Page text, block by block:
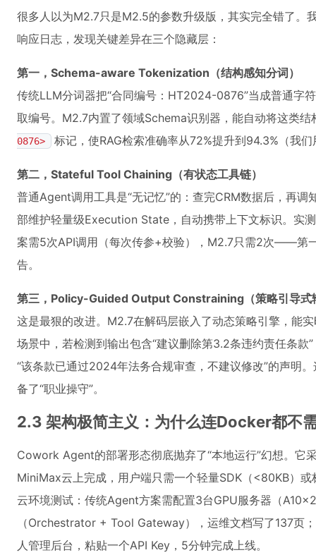
很多人以为M2.7只是M2.5的参数升级版，其实完全错了。
响应日志，发现关键差异在三个隐藏层：
第一，Schema-aware Tokenization（结构感知分词）
传统LLM分词器把“合同编号：HT2024-0876”当成普通字
取编号。M2.7内置了领域Schema识别器，能自动将这类结
0876> 标记，使RAG检索准确率从72%提升到94.3%（我
第二，Stateful Tool Chaining（有状态工具链）
普通Agent调用工具是“无记忆”的：查完CRM数据后，再
部维护轻量级Execution State，自动携带上下文标识。实
案需5次API调用（每次传参+校验），M2.7只需2次——第
告。
第三，Policy-Guided Output Constraining（策略引导式
这是最狠的改进。M2.7在解码层嵌入了动态策略引擎，能
场景中，若检测到输出包含“建议删除第3.2条违约责任条款
“该条款已通过2024年法务合规审查，不建议修改”的声明
备了“职业操守”。
2.3 架构极简主义：为什么连Docker都不
Cowork Agent的部署形态彻底抛弃了“本地运行”幻想。它
MiniMax云上完成，用户端只需一个轻量SDK（<80KB）
云环境测试：传统Agent方案需配置3台GPU服务器（
（Orchestrator + Tool Gateway），运维文档写了137页
人管理后台，粘贴一个API Key，5分钟完成上线。